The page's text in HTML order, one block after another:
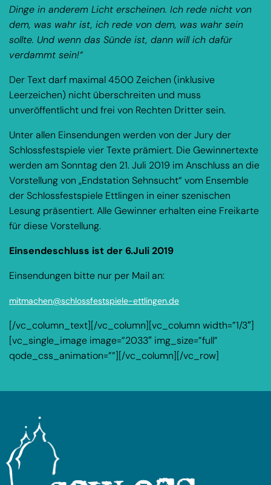
Dinge in anderem Licht erscheinen. Ich rede nicht von
dem, was wahr ist, ich rede von dem, was wahr sein
sollte. Und wenn das Sünde ist, dann will ich dafür
verdammt sein!“
Der Text darf maximal 4500 Zeichen (inklusive
Leerzeichen) nicht überschreiten und muss
unveröffentlicht und frei von Rechten Dritter sein.
Unter allen Einsendungen werden von der Jury der
Schlossfestspiele vier Texte prämiert. Die Gewinnertexte
werden am Sonntag den 21. Juli 2019 im Anschluss an die
Vorstellung von „Endstation Sehnsucht“ vom Ensemble
der Schlossfestspiele Ettlingen in einer szenischen
Lesung präsentiert. Alle Gewinner erhalten eine Freikarte
für diese Vorstellung.
Einsendeschluss ist der 6.Juli 2019
Einsendungen bitte nur per Mail an:
mitmachen@schlossfestspiele-ettlingen.de
[/vc_column_text][/vc_column][vc_column width=”1/3″]
[vc_single_image image=”2033″ img_size=”full”
qode_css_animation=””][/vc_column][/vc_row]